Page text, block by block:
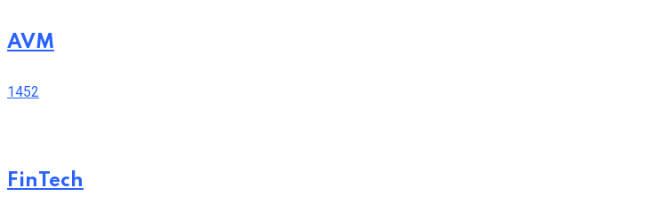
AVM
1452
FinTech